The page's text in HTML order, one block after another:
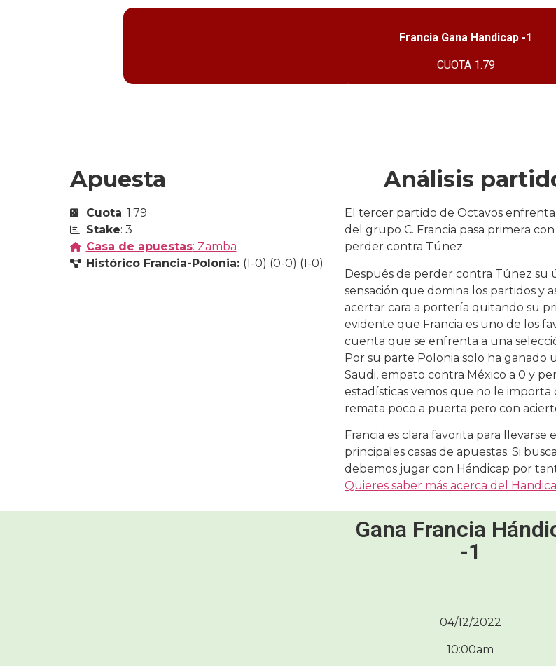
Francia Gana Handicap -1
CUOTA 1.79
Apuesta
Cuota: 1.79
Stake: 3
Casa de apuestas: Zamba
Histórico Francia-Polonia: (1-0) (0-0) (1-0)
Análisis
El tercer partido de Octavos
del grupo C. Francia pasa primera
perder contra Túnez.
Después de perder contra Túnez su
sensación que domina los partidos y
acertar cara a portería quitando su
evidente que Francia es uno de los
cuenta que se enfrenta a una
Por su parte Polonia solo ha
Saudi, empato contra México a 0 y
estadísticas vemos que no le
remata poco a puerta pero con
Francia es clara favorita para llevarse
principales casas de apuestas. Si
debemos jugar con Hándicap por
Quieres saber más acerca del
Gana Francia
-1
04/12/2022
10:00am